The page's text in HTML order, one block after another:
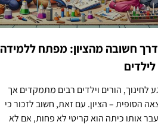
חשובה מהציון: מפתח ללמידה
לחינוך, הורים וילדים רבים מתמקדים אך
הסופית – הציון. עם זאת, חשוב לזכור כי
אותו כיתה הוא קריטי לא פחות, אם לא